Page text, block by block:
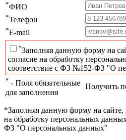
*ФИО
*Телефон
*E-mail
*Заполняя данную форму на
согласие на обработку
соответствие с ФЗ №152-ФЗ "О
* - Поля обязательные
для заполнения
Получить
*Заполняя данную форму на сайте,
на обработку персональных
ФЗ "О персональных данных"